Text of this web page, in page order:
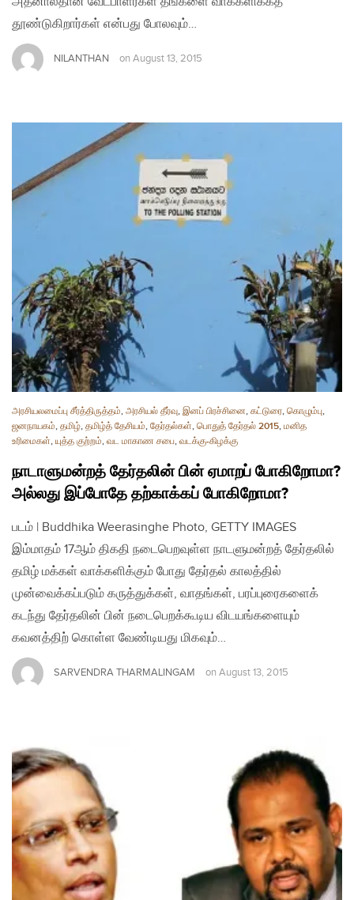
தூண்டுகிறார்கள் என்பது போலவும்…
NILANTHAN on August 13, 2015
அரசியலமைப்பு சீர்த்திருத்தம், அரசியல் தீர்வு, இனப் பிரச்சினை, கட்டுரை, கொழும்பு,
ஜனநாயகம், தமிழ், தமிழ்த் தேசியம், தேர்தல்கள், பொதுத் தேர்தல் 2015, மனித
உரிமைகள், யுத்த குற்றம், வட மாகாண சபை, வடக்கு-கிழக்கு
நாடாளுமன்றத் தேர்தலின் பின் ஏமாறப் போகிறோமா?
அல்லது இப்போதே தற்காக்கப் போகிறோமா?
படம் | Buddhika Weerasinghe Photo, GETTY IMAGES
இம்மாதம் 17ஆம் திகதி நடைபெறவுள்ள நாடளுமன்றத் தேர்தலில்
தமிழ் மக்கள் வாக்களிக்கும் போது தேர்தல் காலத்தில்
முன்வைக்கப்படும் கருத்துக்கள், வாதங்கள், பரப்புரைகளைக்
கடந்து தேர்தலின் பின் நடைபெறக்கூடிய விடயங்களையும்
கவனத்திற் கொள்ள வேண்டியது மிகவும்…
SARVENDRA THARMALINGAM on August 13, 2015